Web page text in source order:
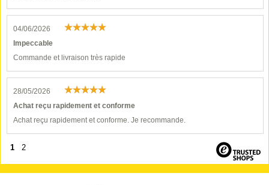
04/06/2026
Impeccable
Commande et livraison très rapide
28/05/2026
Achat reçu rapidement et conforme
Achat reçu rapidement et conforme. Je recommande.
1 2